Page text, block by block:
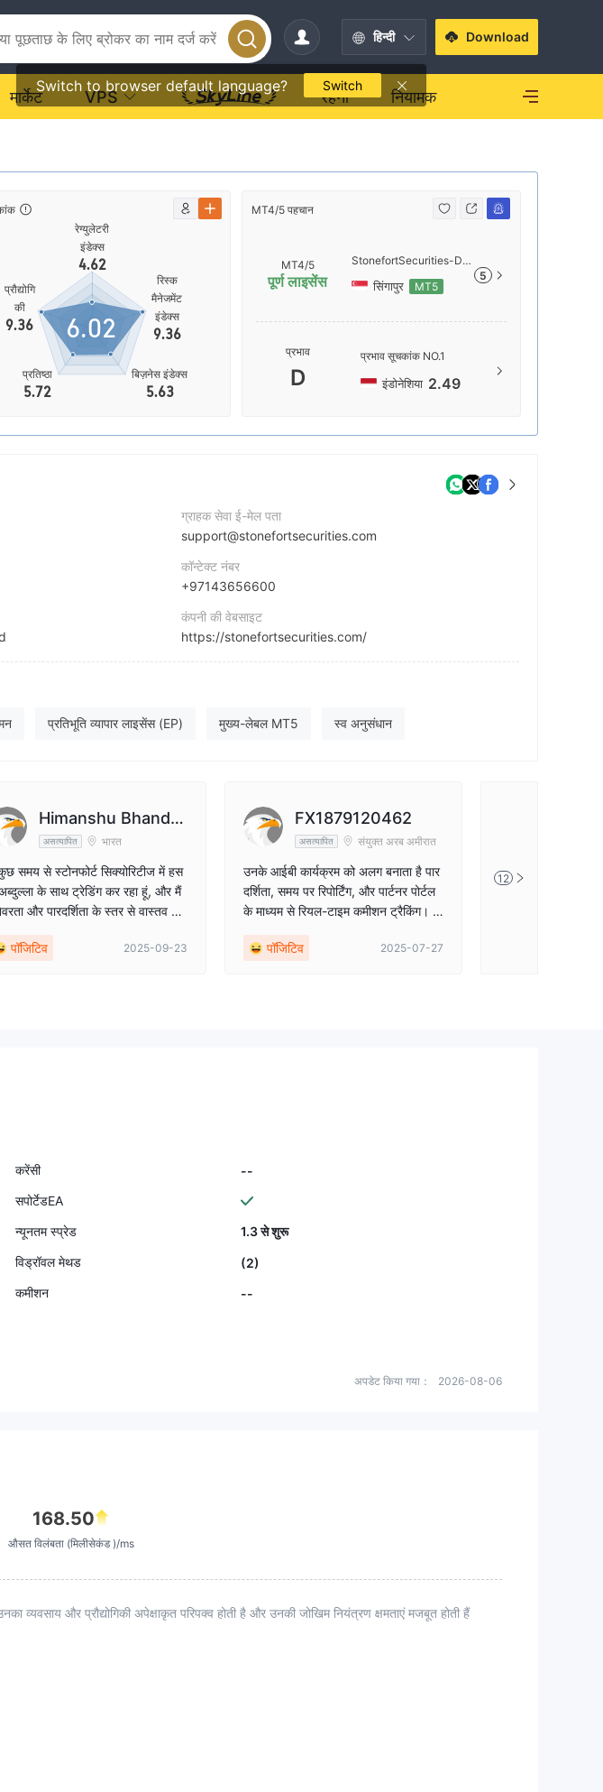
हिन्दी
Switch to browser default language? Switch
Download
मार्केट VPS रहना नियामक
रेग्युलेटरी
इंडेक्स
4.62
प्रौद्योगि
की
9.36
प्रतिष्ठा
5.72
बिज़नेस इंडेक्स
5.63
रिस्क
मैनेजमेंट
इंडेक्स
9.36
6.02
MT4/5 पहचान
MT4/5
पूर्ण लाइसेंस
StonefortSecurities-De
सिंगापुर MT5
5
प्रभाव
D
प्रभाव सूचकांक NO.1
इंडोनेशिया 2.49
ग्राहक सेवा ई-मेल पता
support@stonefortsecurities.com
कॉन्टेक्ट नंबर
+97143656600
कंपनी की वेबसाइट
https://stonefortsecurities.com/
कंपनी का पता
Facebook
प्रतिभूति व्यापार लाइसेंस (EP) मुख्य-लेबल MT5 स्व अनुसंधान
Himanshu Bhander
iअसत्यापित भारत
समय से स्टोनफोर्ट सिक्योरिटीज में हस
के साथ ट्रेडिंग कर रहा हूं, और मैं
और पारदर्शिता के स्तर से वास्तव में
हैं, और निकासी जल्दी और परेशानी
पॉजिटिव 2025-09-23
FX1879120462
असत्यापित संयुक्त अरब अमीरात
उनके आईबी कार्यक्रम को अलग बनाता है पार
दर्शिता, समय पर रिपोर्टिंग, और पार्टनर पोर्टल
के माध्यम से रियल-टाइम कमीशन ट्रैकिंग। य
विश्वास देता है। भुगतान प्रणाली विश्वसनीय
पॉजिटिव 2025-07-27
Stonefort Trader
12
करेंसी
--
सपोर्टेडEA
न्यूनतम स्प्रेड
1.3 से शुरू
विड्रॉवल मेथड
(2)
कमीशन --
अपडेट किया गया： 2026-08-06
168.50
औसत विलंबता (मिलीसेकंड )/ms
व्यवसाय और प्रौद्योगिकी अपेक्षाकृत परिपक्व होती है और उनकी जोखिम नियंत्रण क्षमताएं मजबूत होती हैं